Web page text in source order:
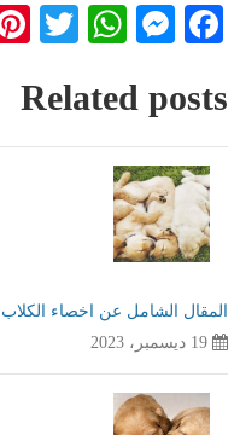
Facebook
Related posts
المقال الشامل عن اخصاء الكلاب
19 ديسمبر، 2023